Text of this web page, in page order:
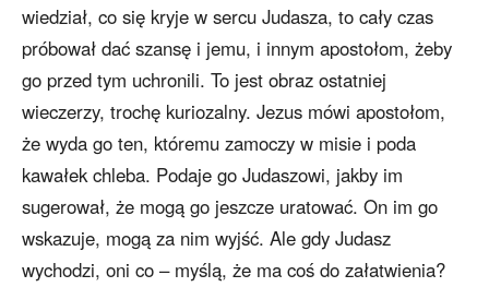
wiedział, co się kryje w sercu Judasza, to cały czas
próbował dać szansę i jemu, i innym apostołom, żeby
go przed tym uchronili. To jest obraz ostatniej
wieczerzy, trochę kuriozalny. Jezus mówi apostołom,
że wyda go ten, któremu zamoczy w misie i poda
kawałek chleba. Podaje go Judaszowi, jakby im
sugerował, że mogą go jeszcze uratować. On im go
wskazuje, mogą za nim wyjść. Ale gdy Judasz
wychodzi, oni co – myślą, że ma coś do załatwienia?